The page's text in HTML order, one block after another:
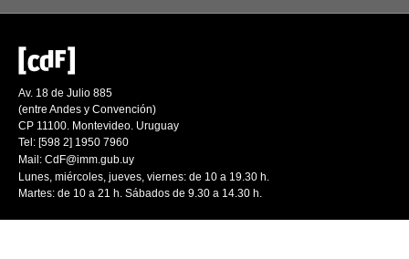
Av. 18 de Julio 885
(entre Andes y Convención)
CP 11100. Montevideo. Uruguay
Tel: [598 2] 1950 7960
Mail: CdF@imm.gub.uy
Lunes, miércoles, jueves, viernes: de 10 a 19.30 h.
Martes: de 10 a 21 h. Sábados de 9.30 a 14.30 h.